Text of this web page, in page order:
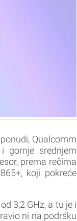
Qualcomm
gornje srednjem
prema rečima
koji pokreće
3,2 GHz, a tu je i
ni na podršku